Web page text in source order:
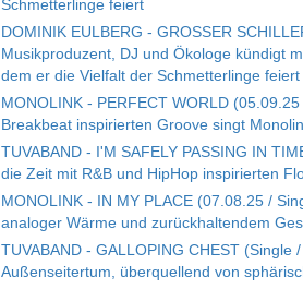
Schmetterlinge feiert
DOMINIK EULBERG - GROSSER
Musikproduzent, DJ und Ökologe kündigt
dem er die Vielfalt der Schmetterlinge feiert
MONOLINK - PERFECT WORLD
Breakbeat inspirierten Groove singt
TUVABAND - I'M SAFELY PASSING IN
die Zeit mit R&B und HipHop inspirierten
MONOLINK - IN MY PLACE (07.08.25 /
analoger Wärme und zurückhaltendem
TUVABAND - GALLOPING CHEST
Außenseitertum, überquellend von